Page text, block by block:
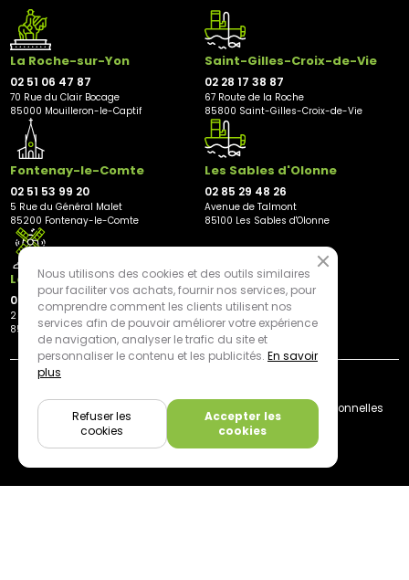
La Roche-sur-Yon
02 51 06 47 87
70 Rue du Clair Bocage
85000 Mouilleron-le-Captif
Saint-Gilles-Croix-de-Vie
02 28 17 38 87
67 Route de la Roche
85800 Saint-Gilles-Croix-de-Vie
Fontenay-le-Comte
02 51 53 99 20
5 Rue du Général Malet
85200 Fontenay-le-Comte
Les Sables d'Olonne
02 85 29 48 26
Avenue de Talmont
85100 Les Sables d'Olonne
Les Herbiers
02 21 81 23 11
2 rue des Peupliers
85500 Les Herbiers
Livraison
Mentions légales
Données personnelles
Cookies
Nous utilisons des cookies et des outils similaires
pour faciliter vos achats, fournir nos services, pour
comprendre comment les clients utilisent nos
services afin de pouvoir améliorer votre expérience
de navigation, analyser le trafic du site et
personnaliser le contenu et les publicités. En savoir
plus
Accepter les
cookies
Refuser les
cookies